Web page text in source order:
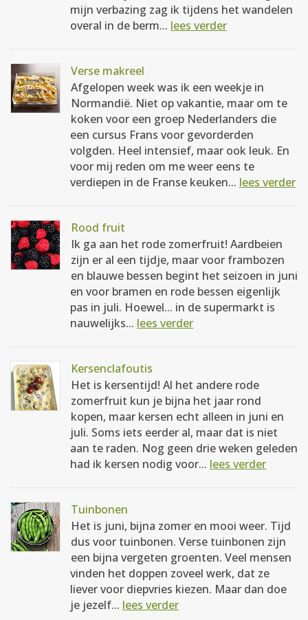
mijn verbazing zag ik tijdens het wandelen
overal in de berm... lees verder
Verse makreel
Afgelopen week was ik een weekje in
Normandië. Niet op vakantie, maar om te
koken voor een groep Nederlanders die
een cursus Frans voor gevorderden
volgden. Heel intensief, maar ook leuk. En
voor mij reden om me weer eens te
verdiepen in de Franse keuken... lees verder
Rood fruit
Ik ga aan het rode zomerfruit! Aardbeien
zijn er al een tijdje, maar voor frambozen
en blauwe bessen begint het seizoen in juni
en voor bramen en rode bessen eigenlijk
pas in juli. Hoewel... in de supermarkt is
nauwelijks... lees verder
Kersenclafoutis
Het is kersentijd! Al het andere rode
zomerfruit kun je bijna het jaar rond
kopen, maar kersen echt alleen in juni en
juli. Soms iets eerder al, maar dat is niet
aan te raden. Nog geen drie weken geleden
had ik kersen nodig voor... lees verder
Tuinbonen
Het is juni, bijna zomer en mooi weer. Tijd
dus voor tuinbonen. Verse tuinbonen zijn
een bijna vergeten groenten. Veel mensen
vinden het doppen zoveel werk, dat ze
liever voor diepvries kiezen. Maar dan doe
je jezelf... lees verder